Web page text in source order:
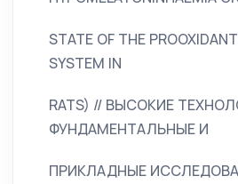
STATE OF THE
SYSTEM IN
RATS) // ВЫСОКИЕ
ФУНДАМЕНТАЛЬНЫЕ И
ПРИКЛАДНЫЕ